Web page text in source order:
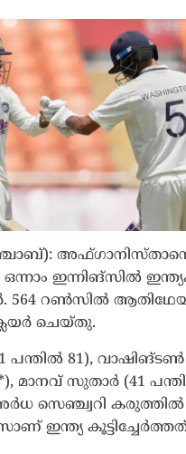
ഒന്നാം ഇന്നിങ്സിൽ
റൺസിൽ
ചെയ്തു.
പന്തിൽ 81),
മാനവ് സുതാർ (41
സെഞ്ച്വറി കരുത്തിൽ
ഇന്ത്യ